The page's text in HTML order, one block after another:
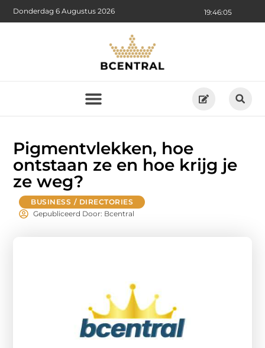
19:46:06
Donderdag 6 Augustus 2026
Pigmentvlekken, hoe
ontstaan ze en hoe krijg je
ze weg?
BUSINESS / DIRECTORIES
Gepubliceerd Door: Bcentral